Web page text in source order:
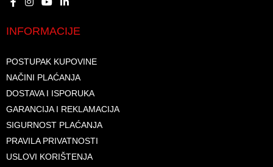
INFORMACIJE
POSTUPAK KUPOVINE
NAČINI PLAĆANJA
DOSTAVA I ISPORUKA
GARANCIJA I REKLAMACIJA
SIGURNOST PLAĆANJA
PRAVILA PRIVATNOSTI
USLOVI KORIŠTENJA